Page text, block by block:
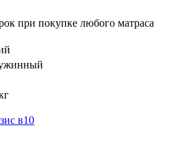
при покупке любого матраса
в10